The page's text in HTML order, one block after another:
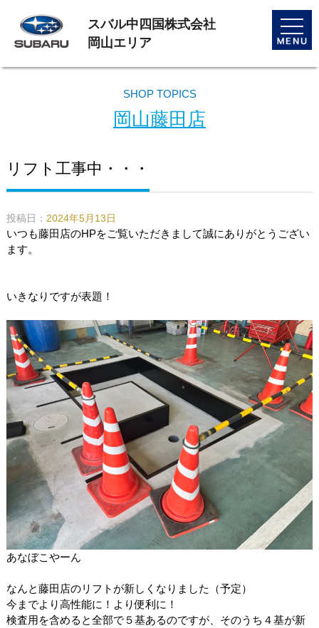
toggle
スバル中四国株式会社
岡山エリア
SHOP TOPICS
岡山藤田店
リフト工事中・・・
投稿日： 2024年5月13日
いつも藤田店のHPをご覧いただきまして誠にありがとうござい
ます。
いきなりですが表題！
あなぼこやーん
なんと藤田店のリフトが新しくなりました（予定）
今までより高性能に！より便利に！
検査用を含めると全部で５基あるのですが、そのうち４基が新